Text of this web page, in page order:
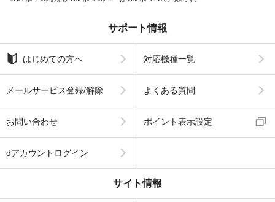
サポート情報
はじめての方へ 対応機種一覧
メールサービス登録/解除 よくある質問
お問い合わせ ポイント表示設定
dアカウントログイン
サイト情報